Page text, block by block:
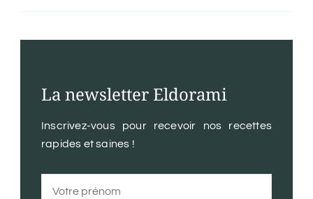
La newsletter Eldorami
Inscrivez-vous pour recevoir nos recettes
rapides et saines !